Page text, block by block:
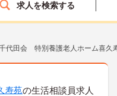
求人を検索する
代田会 特別養護老人ホーム喜久
寿苑の生活相談員求人